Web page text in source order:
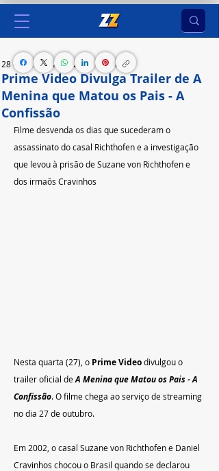
Prime Video Divulga Trailer de A
Menina que Matou os Pais - A
Confissão
28 de set. de 2023 2 min de leitura
Filme desvenda os dias que sucederam o
assassinato do casal Richthofen e a investigação
que levou à prisão de Suzane von Richthofen e
dos irmaõs Cravinhos
Nesta quarta (27), o Prime Video divulgou o
trailer oficial de A Menina que Matou os Pais - A
Confissão. O filme chega ao serviço de streaming
no dia 27 de outubro.
Em 2002, o casal Suzane von Richthofene Daniel
Cravinhos chocou o Brasil quando se declarou